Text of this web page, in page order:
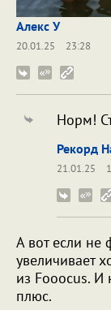
Алекс У
20.01.25
23:28
Норм!
Рекорд
21.01.25
А вот если не
увеличивает
из Fooocus. И
плюс.